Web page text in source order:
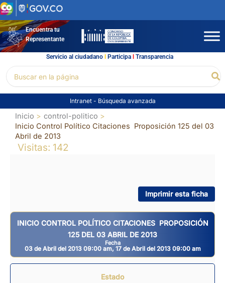
Ir
al
contenidoEncuentra tu
Representante
Servicio al ciudadano l Participal Transparencia
por:
Intranet - Búsqueda avanzada
Inicio
control-politico
Inicio Control Político Citaciones Proposición 125 del 03
Abril de 2013
Visitas: 142
Imprimir esta ficha
INICIO CONTROL POLÍTICO CITACIONES PROPOSICIÓN
125 DEL 03 ABRIL DE 2013
Fecha
03 de Abril del 2013 09:00 am, 17 de Abril del 2013 09:00 am
Estado